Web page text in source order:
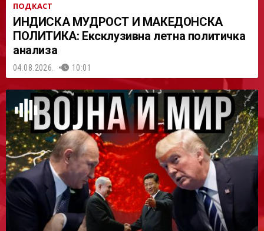
ПОДКАСТ
ИНДИСКА МУДРОСТ И МАКЕДОНСКА
ПОЛИТИКА: Ексклузивна летна политичка
анализа
04.08.2026. 10:01